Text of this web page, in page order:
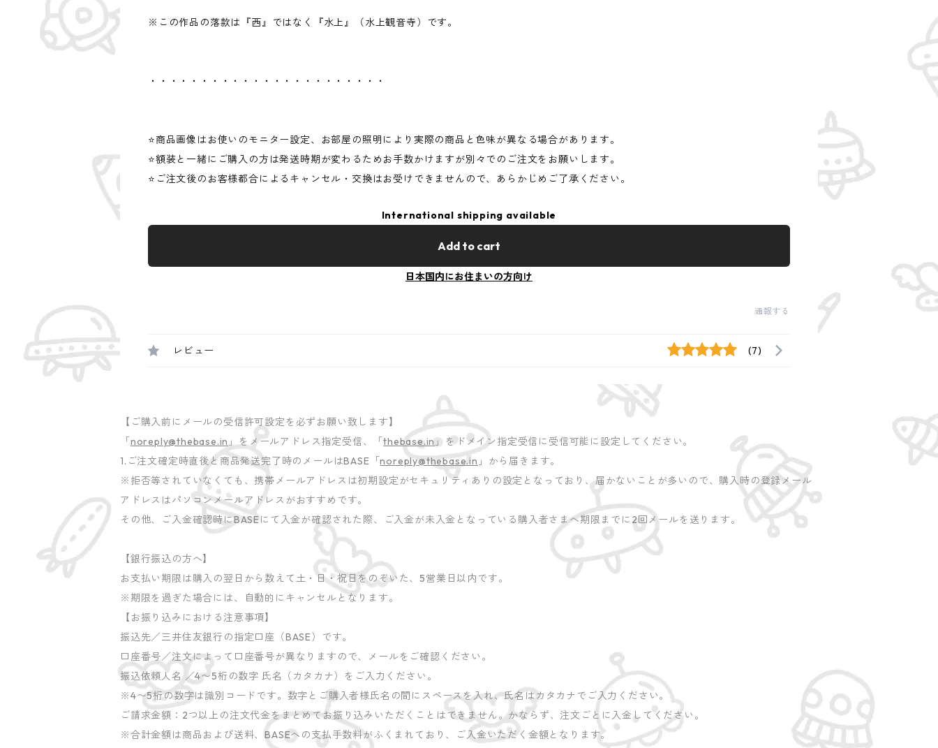
※この作品の落款は『西』ではなく『水上』（水上観音寺）です。
・・・・・・・・・・・・・・・・・・・・・・・
⭐️商品画像はお使いのモニター設定、お部屋の照明により実際の商品と色味が異なる場合があります。
⭐️額装と一緒にご購入の方は発送時期が変わるためお手数かけますが別々でのご注文をお願いします。
⭐️ご注文後のお客様都合によるキャンセル・交換はお受けできませんので、あらかじめご了承ください。
International shipping available
Add to cart
日本国内にお住まいの方向け
通報する
レビュー (7)
【ご購入前にメールの受信許可設定を必ずお願い致します】
「noreply@thebase.in 」をメールアドレス指定受信、「thebase.in」をドメイン指定受信に受信可能に設定してください。
1.ご注文確定時直後と商品発送完了時のメールはBASE「noreply@thebase.in 」から届きます。
※拒否等されていなくても、携帯メールアドレスは初期設定がセキュリティありの設定となっており、届かないことが多いので、購入時の登録メール
アドレスはパソコンメールアドレスがおすすめです。
その他、ご入金確認時にBASEにて入金が確認された際、ご入金が未入金となっている購入者さまへ期限までに2回メールを送ります。
【銀行振込の方へ】
お支払い期限は購入の翌日から数えて土・日・祝日をのぞいた、5営業日以内です。
※期限を過ぎた場合には、自動的にキャンセルとなります。
【お振り込みにおける注意事項】
振込先／三井住友銀行の指定口座（BASE）です。
口座番号／注文によって口座番号が異なりますので、メールをご確認ください。
振込依頼人名 ／4〜5桁の数字 氏名（カタカナ）をご入力ください。
※4〜5桁の数字は識別コードです。数字とご購入者様氏名の間にスペースを入れ、氏名はカタカナでご入力ください。
ご請求金額：2つ以上の注文代金をまとめてお振り込みいただくことはできません。かならず、注文ごとに入金してください。
※合計金額は商品および送料、BASEへの支払手数料がふくまれており、ご入金いただく金額となります。